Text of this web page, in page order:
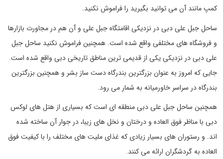
کمپ مانند آن می توانید بگیرید را فراموش نکنید.
ساحل جبل علی دبی در نزدیکی اقامتگاه جبل علی و آن هم در مجاورت بازارها
و فروشگاه های مختلفی واقع شده است. همچنین فراموش نکنید ساحل جبل
علی دبی در نزدیکی یکی از قدیمی ترین مناطق تاریخی دبی واقع شده است.
جایی که امروز به عنوان بزرگترین بندرگاه دست ساز بشر و همچنین بزرگترین
بندرگاه در سراسر خاورمیانه به شمار می رود.
همچنین ساحل جبل علی دبی منطقه ای است که بسیاری از هتل های لوکس
دبی با مناظر فوق العاده و درختان و نخل های زیبا، در جوار آن ساخته شده
اند. و رستوران های بسیار زیادی که غذای ملیت های مختلف را با کیفیت فوق
العاده به گردشگران ارائه می کنند.